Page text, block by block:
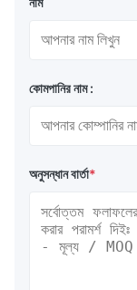
কোমপানির নাম :
অনুসন্ধান বার্তা*